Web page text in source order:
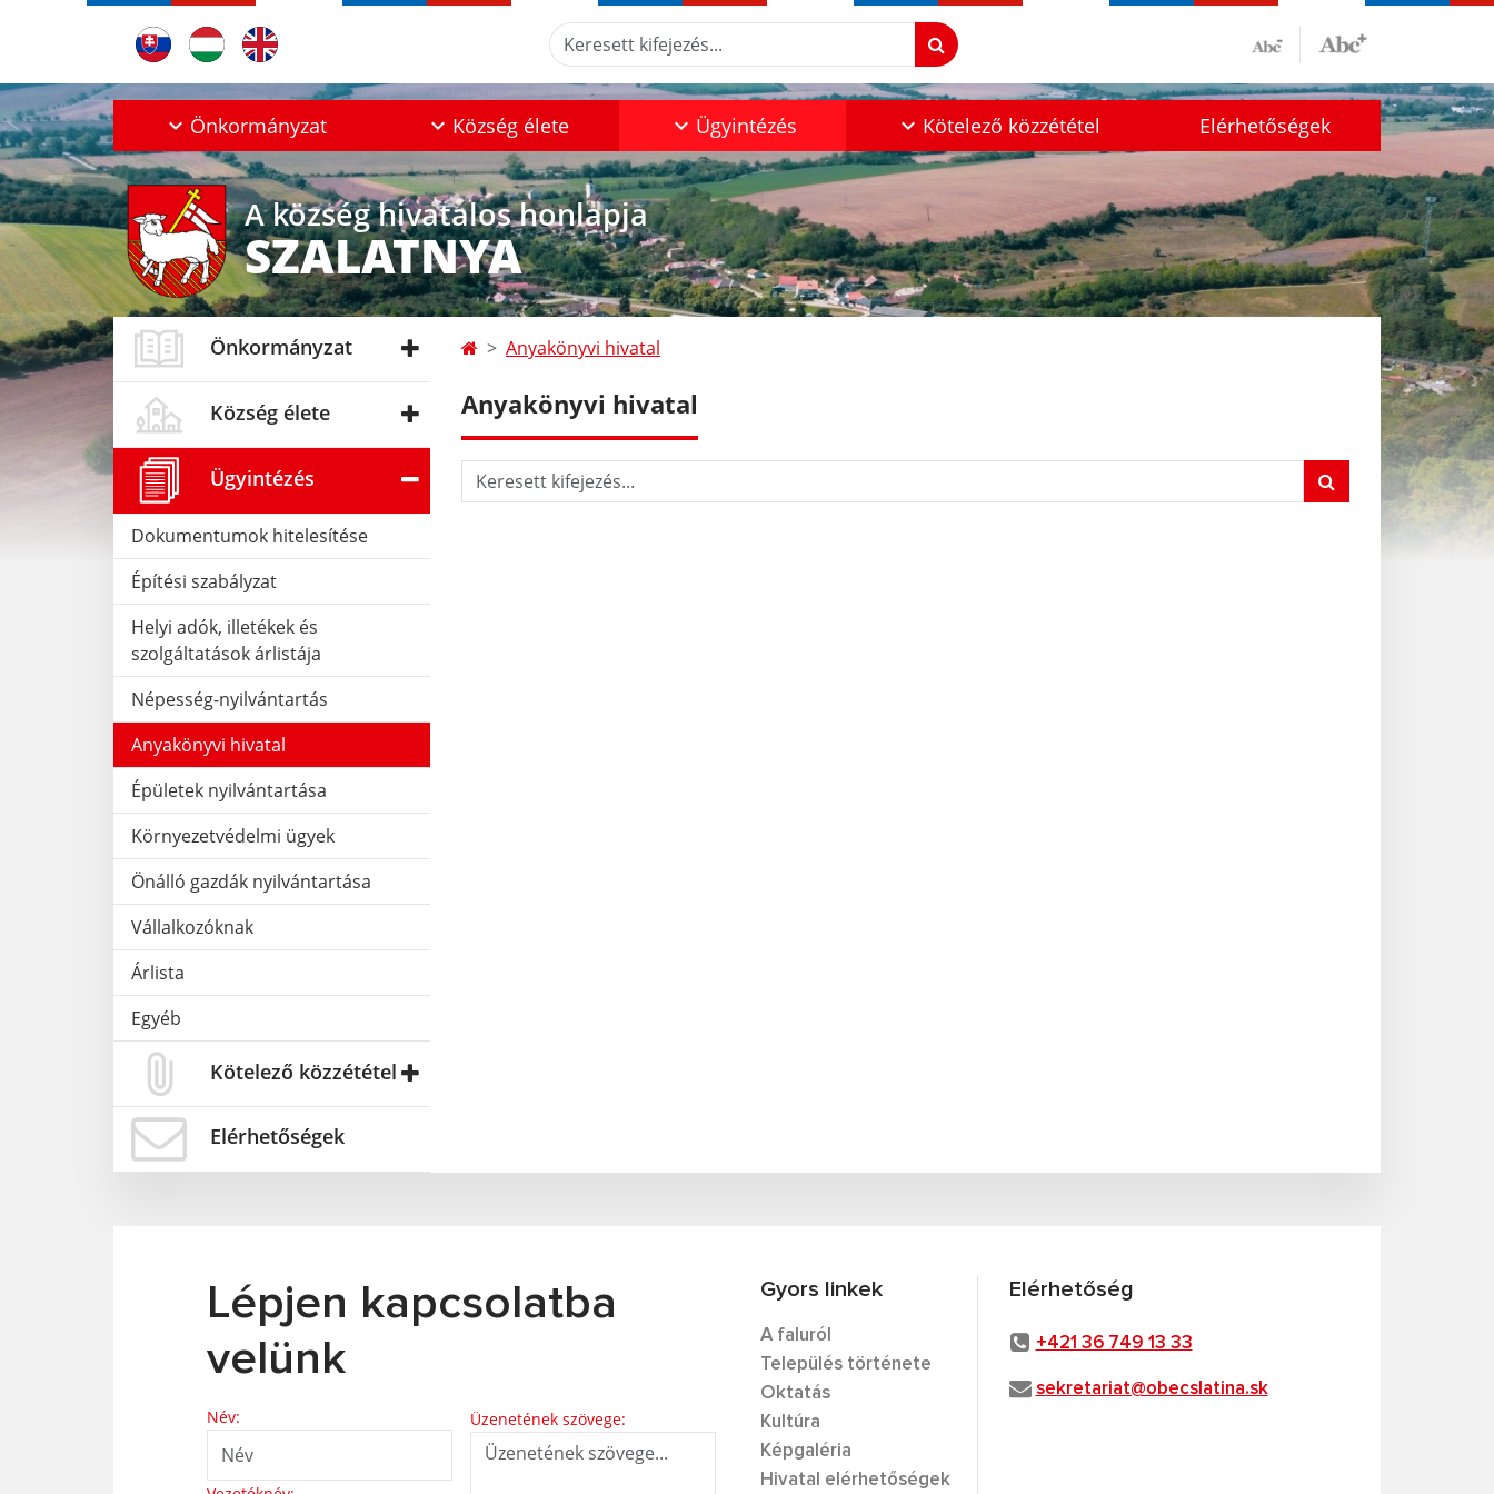
Keresett kifejezés...
Önkormányzat Község élete Ügyintézés Kötelező közzététel Elérhetőségek
A község hivatalos honlapja
SZALATNYA
Önkormányzat
Község élete
Ügyintézés
Dokumentumok hitelesítése
Építési szabályzat
Helyi adók, illetékek és
szolgáltatások árlistája
Népesség-nyilvántartás
Anyakönyvi hivatal
Épületek nyilvántartása
Környezetvédelmi ügyek
Önálló gazdák nyilvántartása
Vállalkozóknak
Árlista
Egyéb
Kötelező közzététel
Elérhetőségek
Anyakönyvi hivatal
Anyakönyvi hivatal
Keresett kifejezés...
Lépjen kapcsolatba
velünk
Név: Üzenetének szövege:
Gyors linkek
A faluról
Település története
Oktatás
Kultúra
Képgaléria
Hivatal elérhetőségek
Elérhetőség
+421 36 749 13 33
sekretariat@obecslatina.sk